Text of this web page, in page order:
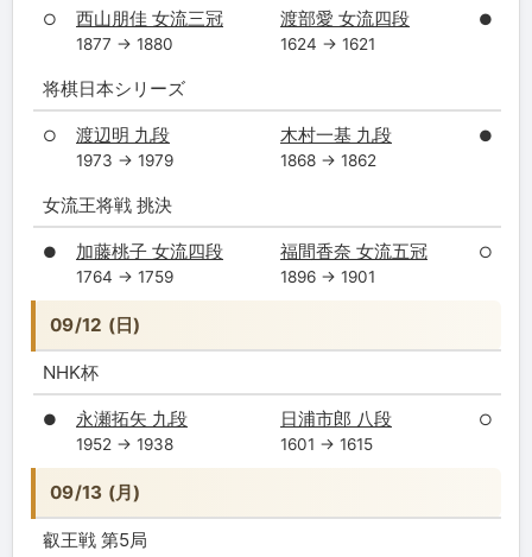
○ 西山朋佳 女流三冠
1877 → 1880
渡部愛 女流四段
1624 → 1621
●
将棋日本シリーズ
○ 渡辺明 九段
1973 → 1979
木村一基 九段
1868 → 1862
●
女流王将戦 挑決
● 加藤桃子 女流四段
1764 → 1759
福間香奈 女流五冠
1896 → 1901
○
09/12 (日)
NHK杯
● 永瀬拓矢 九段
1952 → 1938
日浦市郎 八段
1601 → 1615
○
09/13 (月)
叡王戦 第5局